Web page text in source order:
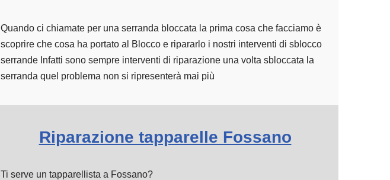
Quando ci chiamate per una serranda bloccata la prima cosa che facciamo è
scoprire che cosa ha portato al Blocco e ripararlo i nostri interventi di sblocco
serrande Infatti sono sempre interventi di riparazione una volta sbloccata la
serranda quel problema non si ripresenterà mai più
Riparazione tapparelle Fossano
Ti serve un tapparellista a Fossano?